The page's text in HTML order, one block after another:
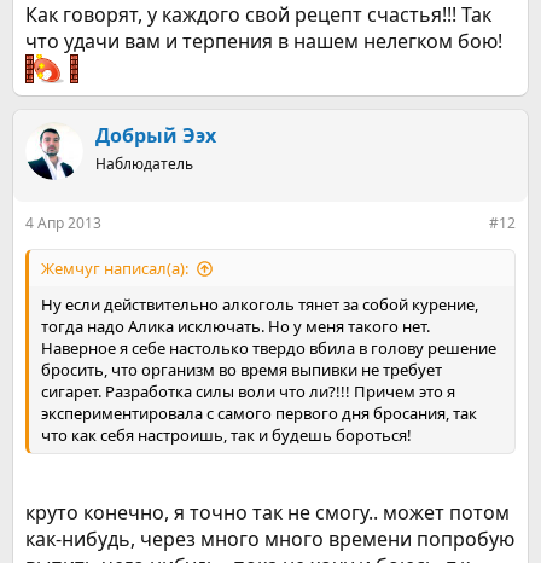
Как говорят, у каждого свой рецепт счастья!!! Так
что удачи вам и терпения в нашем нелегком бою!
Добрый Ээх
Наблюдатель
4 Апр 2013 #12
Жемчуг написал(а):
Ну если действительно алкоголь тянет за собой курение,
тогда надо Алика исключать. Но у меня такого нет.
Наверное я себе настолько твердо вбила в голову решение
бросить, что организм во время выпивки не требует
сигарет. Разработка силы воли что ли?!!! Причем это я
экспериментировала с самого первого дня бросания, так
что как себя настроишь, так и будешь бороться!
круто конечно, я точно так не смогу.. может потом
как-нибудь, через много много времени попробую